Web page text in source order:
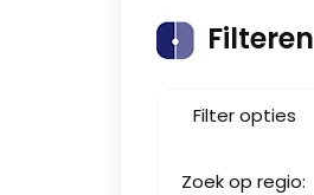
Filteren
Filter opties
Zoek op regio: